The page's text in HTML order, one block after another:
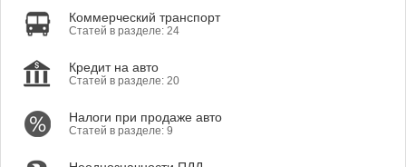
Коммерческий транспорт
Статей в разделе: 24
Кредит на авто
Статей в разделе: 20
Налоги при продаже авто
Статей в разделе: 9